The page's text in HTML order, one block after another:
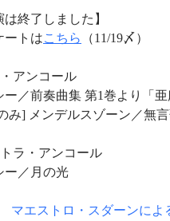
は終了しました】
ートはこちら （11/19〆）
アンコール
ー／前奏曲集 第1巻より「亜
み] メンデルスゾーン／無
ラ・アンコール
ー／月の光
マエストロ・スダーンによ